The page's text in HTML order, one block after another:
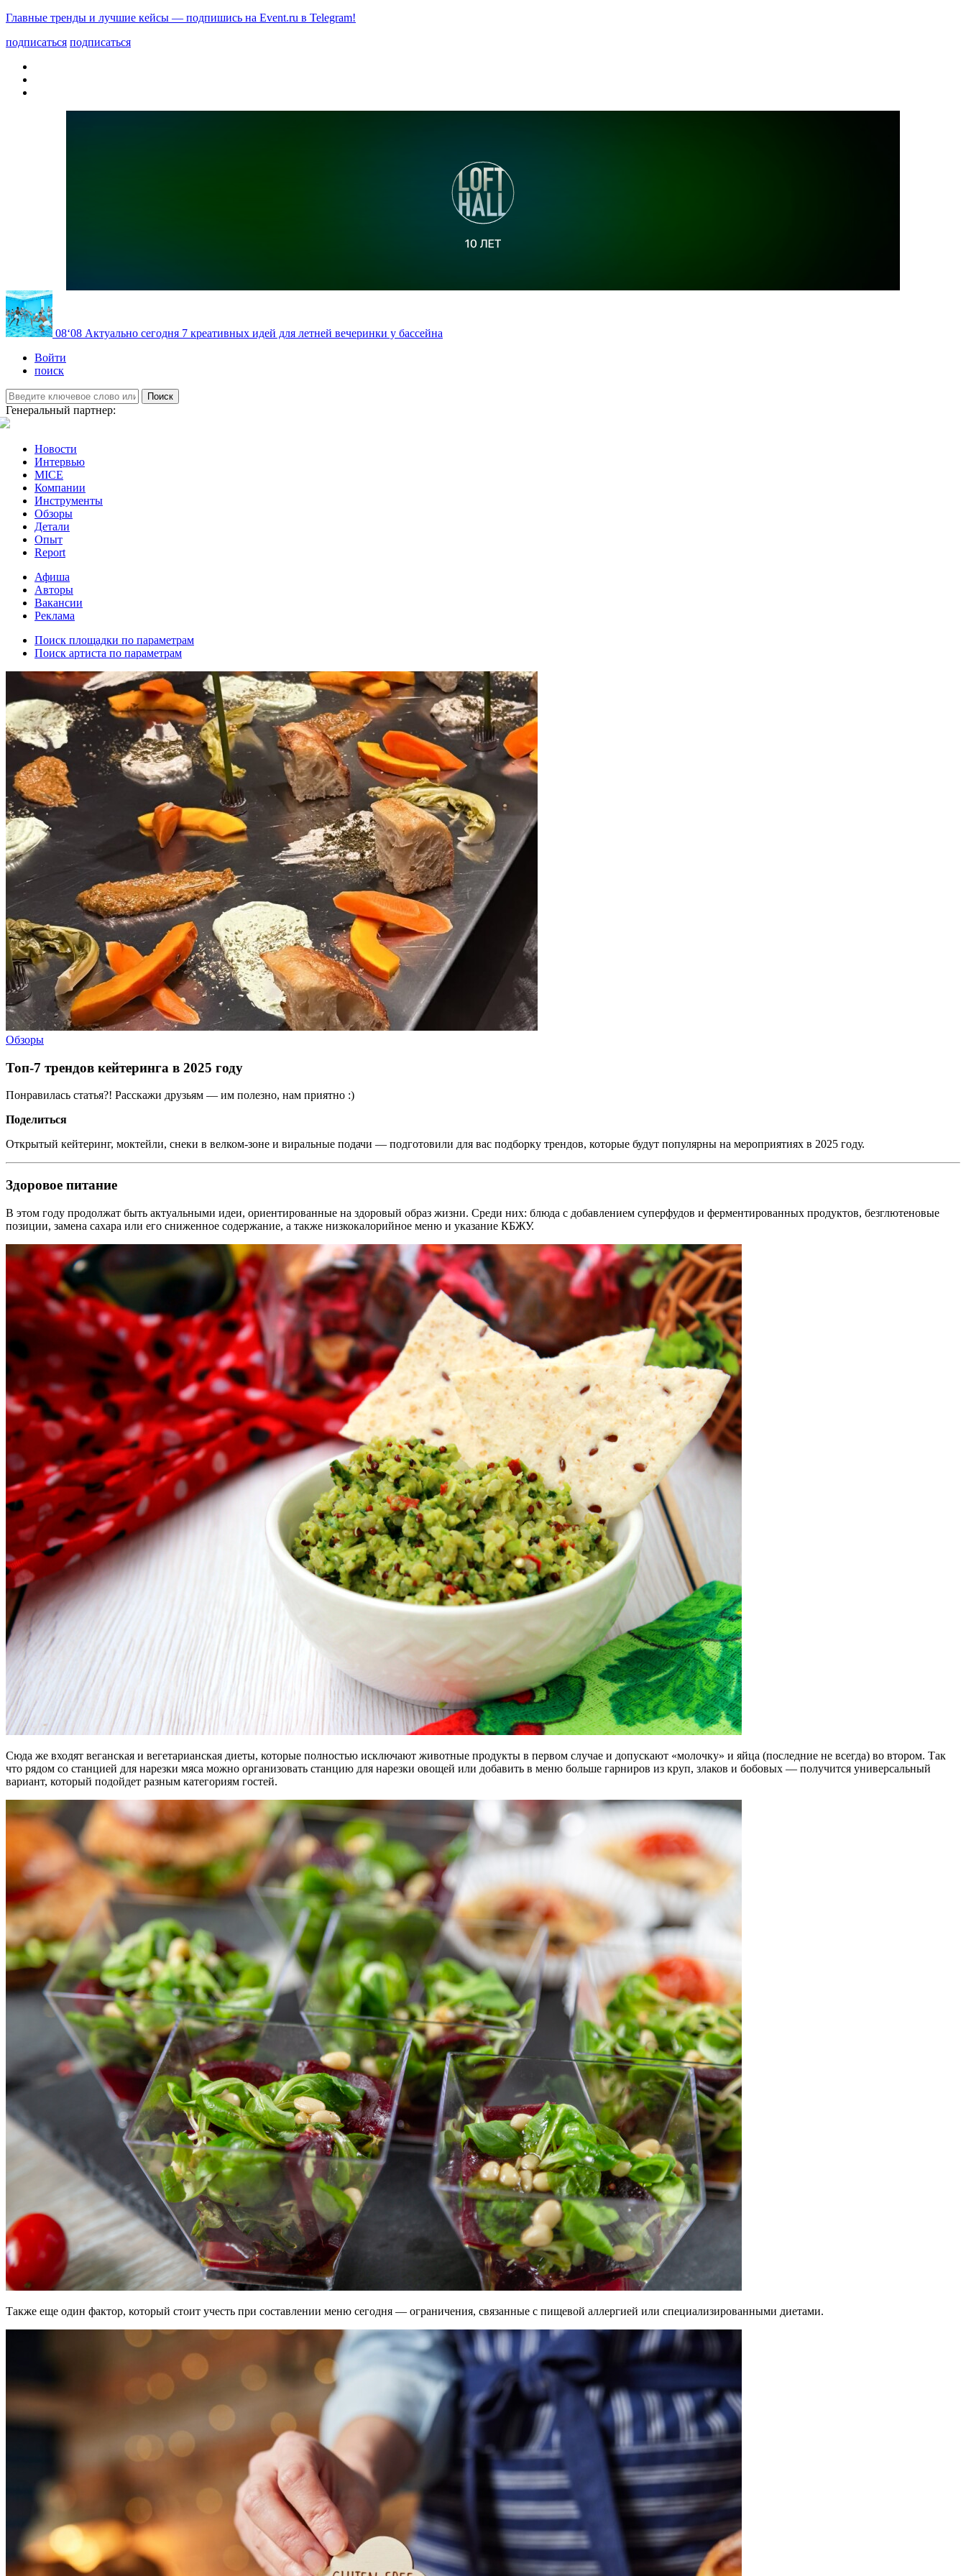
Главные тренды и лучшие кейсы — подпишись на Event.ru в Telegram!
подписаться подписаться
08‘08 Актуально сегодня 7 креативных идей для летней вечеринки у бассейна
Войти
поиск
Поиск
Генеральный партнер:
Новости
Интервью
MICE
Компании
Инструменты
Обзоры
Детали
Опыт
Report
Афиша
Авторы
Вакансии
Реклама
Поиск площадки по параметрам
Поиск артиста по параметрам
Обзоры
Топ-7 трендов кейтеринга в 2025 году
Понравилась статья?! Расскажи друзьям — им полезно, нам приятно :)
Поделиться
Открытый кейтеринг, моктейли, снеки в велком-зоне и виральные подачи — подготовили для вас подборку трендов, которые будут популярны на мероприятиях в 2025 году.
Здоровое питание
В этом году продолжат быть актуальными идеи, ориентированные на здоровый образ жизни. Среди них: блюда с добавлением суперфудов и ферментированных продуктов, безглютеновые
позиции, замена сахара или его сниженное содержание, а также низкокалорийное меню и указание КБЖУ.
Сюда же входят веганская и вегетарианская диеты, которые полностью исключают животные продукты в первом случае и допускают «молочку» и яйца (последние не всегда) во втором. Так
что рядом со станцией для нарезки мяса можно организовать станцию для нарезки овощей или добавить в меню больше гарниров из круп, злаков и бобовых — получится универсальный
вариант, который подойдет разным категориям гостей.
Также еще один фактор, который стоит учесть при составлении меню сегодня — ограничения, связанные с пищевой аллергией или специализированными диетами.